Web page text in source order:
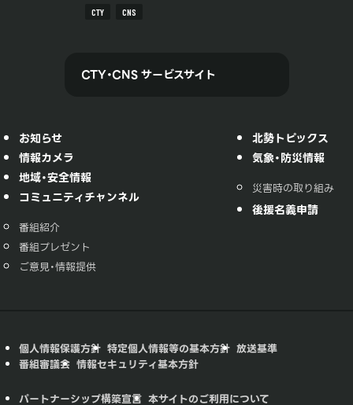
CTY CNS
CTY・CNS サービスサイト
お知らせ
情報カメラ
地域・安全情報
コミュニティチャンネル
番組紹介
番組プレゼント
ご意見・情報提供
北勢トピックス
気象・防災情報
災害時の取り組み
後援名義申請
個人情報保護方針 特定個人情報等の基本方針 放送基準
番組審議会 情報セキュリティ基本方針
パートナーシップ構築宣言 本サイトのご利用について